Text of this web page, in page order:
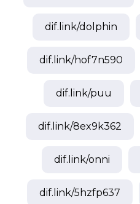
dif.link/dolphin
dif.link/hof7n590
dif.link/puu
dif.link/8ex9k362
dif.link/onni
dif.link/5hzfp637